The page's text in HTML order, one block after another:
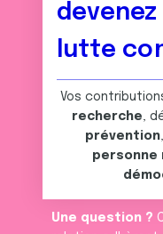
avec d'autres
services.lutte
Vos
recherche ,
prévention,
personne
Une question ?